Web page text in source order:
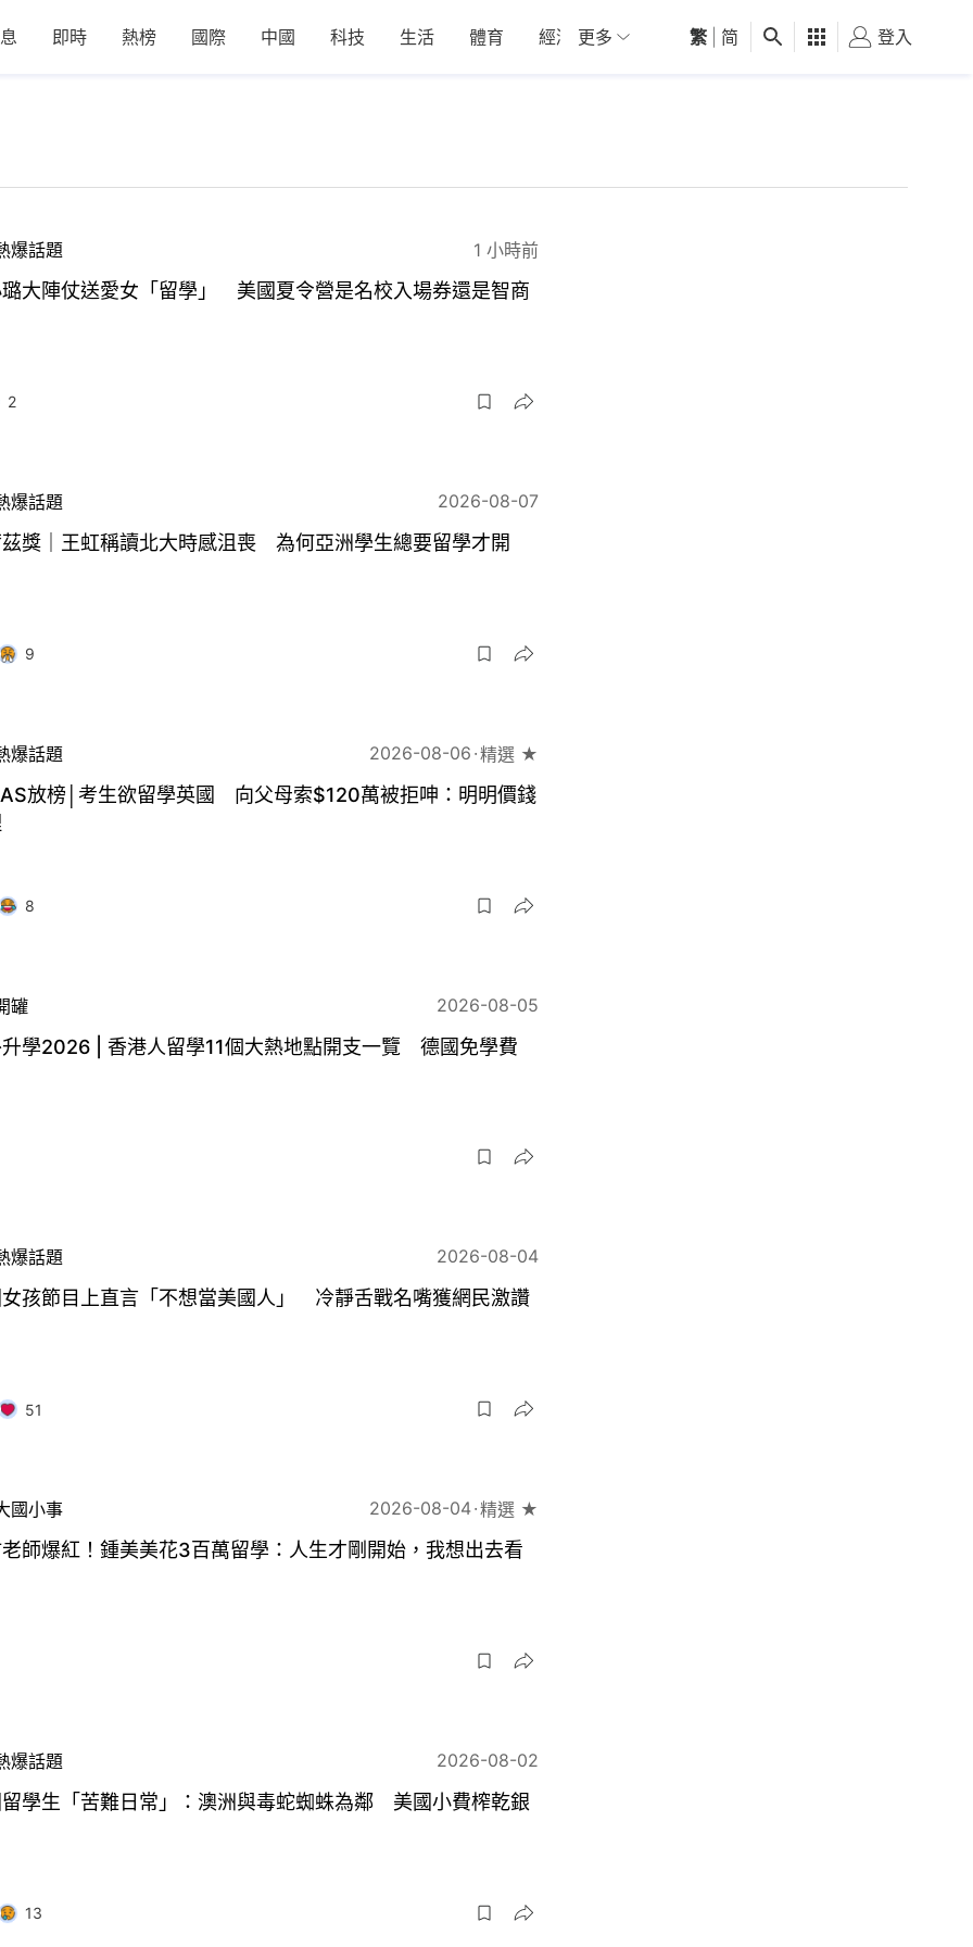
即時 熱榜 國際 中國 科技 生活 體育 經濟 01深圳 觀點 健康 好食玩飛
更多 繁 简 登入
爆話題 1 小時前
大陣仗送愛女「留學」 美國夏令營是名校入場券還是智商
2
爆話題 2026-08-07
獎｜王虹稱讀北大時感沮喪 為何亞洲學生總要留學才開
9
爆話題 2026-08-06 精選 ★
放榜│考生欲留學英國 向父母索$120萬被拒呻：明明價錢
8
罐 2026-08-05
學2026 | 香港人留學11個大熱地點開支一覽 德國免學費
爆話題 2026-08-04
孩節目上直言「不想當美國人」 冷靜舌戰名嘴獲網民激讚
51
國小事 2026-08-04 精選 ★
師爆紅！鍾美美花3百萬留學：人生才剛開始，我想出去看
爆話題 2026-08-02
學生「苦難日常」：澳洲與毒蛇蜘蛛為鄰 美國小費榨乾銀
13